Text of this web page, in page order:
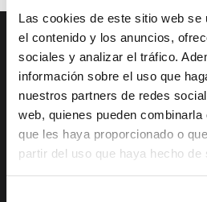
Las cookies de este sitio web se
el contenido y los anuncios,
sociales y analizar el tráfico.
información sobre el uso que
nuestros partners de redes
web, quienes pueden
que les haya proporcionado o
partir del uso que haya hecho de
DESCUBRE XÀBIA
Mirador Virtual
Cultura y Patrimonio
Paseo por Xàbia
Histórica
QUÉ HACER
Eventos todo el
Camino del
Actividades
deportivas